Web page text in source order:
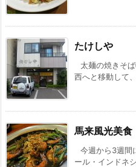
たけしや
太麺の焼きそ
西へと移動して
馬来風光美食
今週から3週間
ール・インドネ